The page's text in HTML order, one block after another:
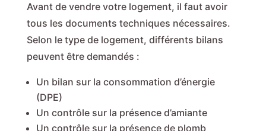
Avant de vendre votre logement, il faut avoir
tous les documents techniques nécessaires.
Selon le type de logement, différents bilans
peuvent être demandés :
Un bilan sur la consommation d’énergie
(DPE)
Un contrôle sur la présence d’amiante
Un contrôle sur la présence de plomb